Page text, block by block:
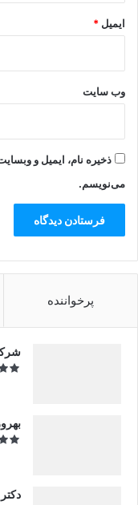
ایمیل *
وب‌ سایت
ذخیره نام، ایمیل و
می‌نویسم.
پرخواننده